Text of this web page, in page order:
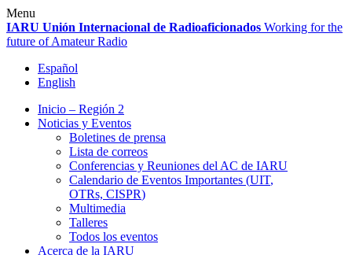
Skip
to
content
Menu
IARU Unión Internacional de Radioaficionados Working for the
future of Amateur Radio
Español
English
Inicio – Región 2
Noticias y Eventos
Boletines de prensa
Lista de correos
Conferencias y Reuniones del AC de IARU
Calendario de Eventos Importantes (UIT,
OTRs, CISPR)
Multimedia
Talleres
Todos los eventos
Acerca de la IARU